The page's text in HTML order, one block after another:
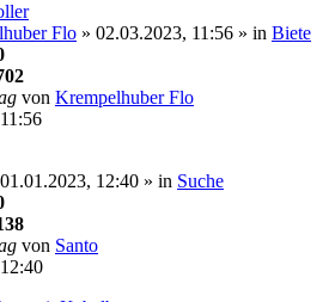
Flo » 02.03.2023, 11:56 » in Biete
von Krempelhuber Flo
01.01.2023, 12:40 » in Suche
von Santo